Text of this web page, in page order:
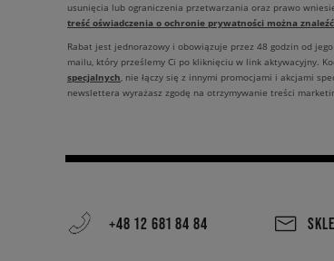
usunięcia lub ograniczenia przetwarzania oraz prawo
treść oświadczenia o ochronie prywatności można
Rabat jest jednorazowy i obowiązuje przez 48 godzin od
mailu, który prześlemy Ci po kliknięciu w link aktywacyjny.
specjalnych, nie łączy się z innymi promocjami i akcjami
newslettera wyrażasz zgodę na otrzymywanie treści
+48 12 681 84 84